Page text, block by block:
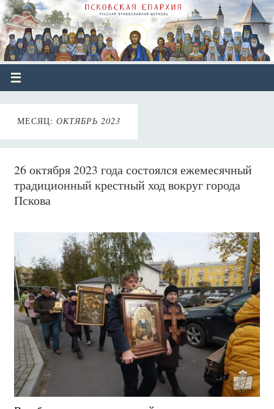
МЕСЯЦ: ОКТЯБРЬ 2023
26 октября 2023 года состоялся ежемесячный
традиционный крестный ход вокруг города
Пскова